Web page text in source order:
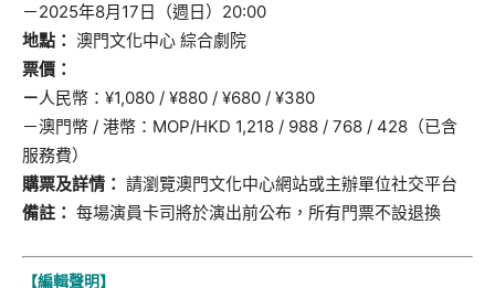
－2025年8月17日（週日）20:00
地點： 澳門文化中心 綜合劇院
票價：
－人民幣：¥1,080 / ¥880 / ¥680 / ¥380
－澳門幣 / 港幣：MOP/HKD 1,218 / 988 / 768 / 428（已含
服務費）
購票及詳情： 請瀏覽澳門文化中心網站或主辦單位社交平台
備註： 每場演員卡司將於演出前公布，所有門票不設退換
【編輯聲明】